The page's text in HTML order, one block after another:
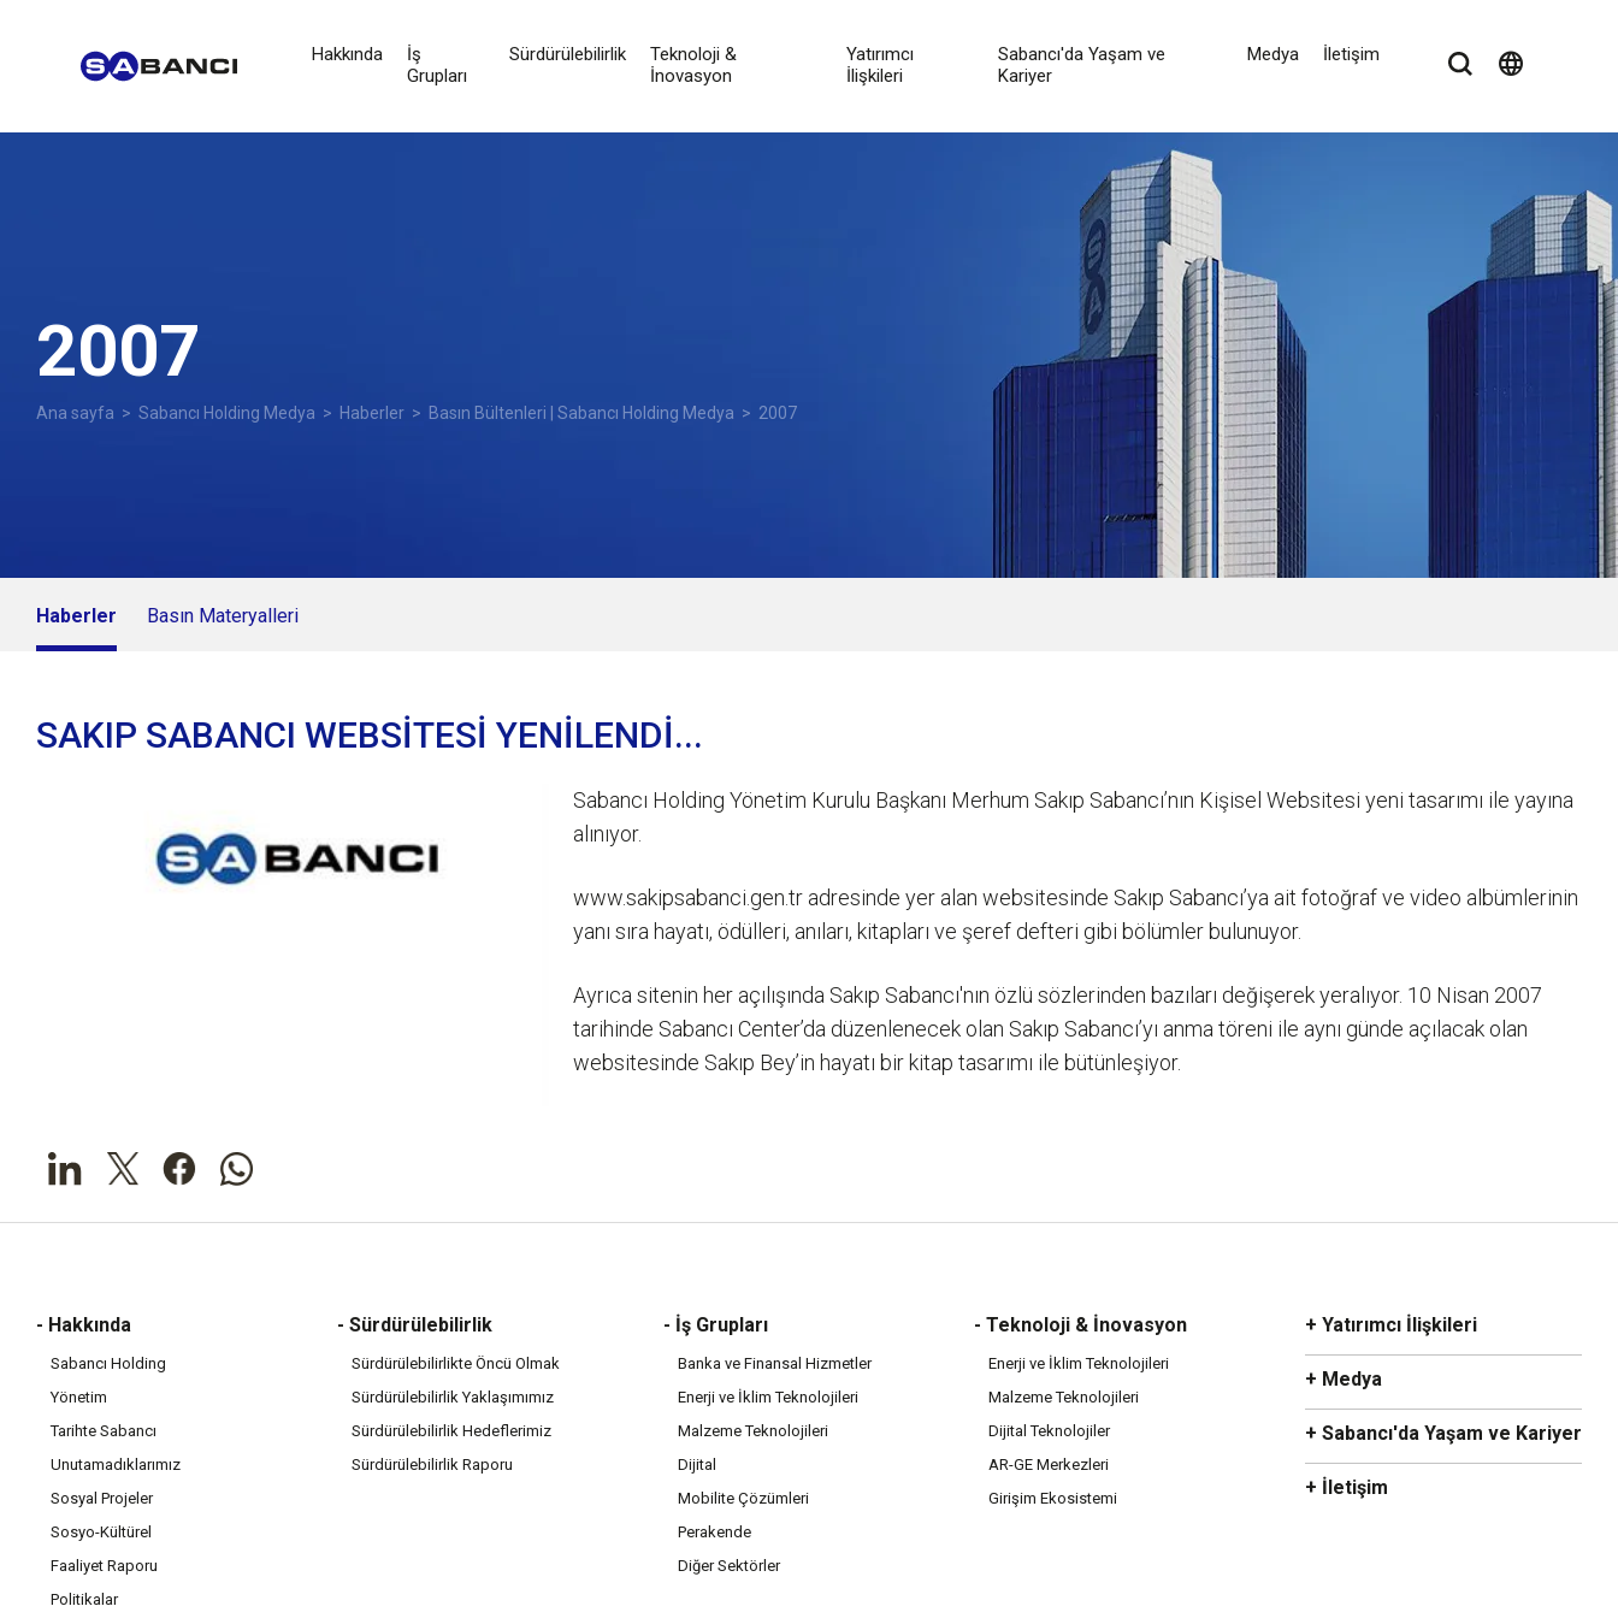
Hakkında
İş
Grupları
Sürdürülebilirlik
Teknoloji &
İnovasyon
Yatırımcı
İlişkileri
Sabancı'da Yaşam ve
Kariyer
Medya İletişim language
2007
Ana sayfa > Sabancı Holding Medya > Haberler > Basın Bültenleri | Sabancı Holding Medya > 2007
Haberler Basın Materyalleri
SAKIP SABANCI WEBSİTESİ YENİLENDİ...
Sabancı Holding Yönetim Kurulu Başkanı Merhum Sakıp Sabancı’nın Kişisel Websitesi yeni tasarımı ile yayına
alınıyor.
www.sakipsabanci.gen.tr adresinde yer alan websitesinde Sakıp Sabancı’ya ait fotoğraf ve video albümlerinin
yanı sıra hayatı, ödülleri, anıları, kitapları ve şeref defteri gibi bölümler bulunuyor.
Ayrıca sitenin her açılışında Sakıp Sabancı'nın özlü sözlerinden bazıları değişerek yeralıyor. 10 Nisan 2007
tarihinde Sabancı Center’da düzenlenecek olan Sakıp Sabancı’yı anma töreni ile aynı günde açılacak olan
websitesinde Sakıp Bey’in hayatı bir kitap tasarımı ile bütünleşiyor.
- Hakkında
Sabancı Holding
Yönetim
Tarihte Sabancı
Unutamadıklarımız
Sosyal Projeler
Sosyo-Kültürel
Faaliyet Raporu
Politikalar
- Sürdürülebilirlik
Sürdürülebilirlikte Öncü Olmak
Sürdürülebilirlik Yaklaşımımız
Sürdürülebilirlik Hedeflerimiz
Sürdürülebilirlik Raporu
- İş Grupları
Banka ve Finansal Hizmetler
Enerji ve İklim Teknolojileri
Malzeme Teknolojileri
Dijital
Mobilite Çözümleri
Perakende
Diğer Sektörler
- Teknoloji & İnovasyon
Enerji ve İklim Teknolojileri
Malzeme Teknolojileri
Dijital Teknolojiler
AR-GE Merkezleri
Girişim Ekosistemi
+ Yatırımcı İlişkileri
+ Medya
+ Sabancı'da Yaşam ve Kariyer
+ İletişim